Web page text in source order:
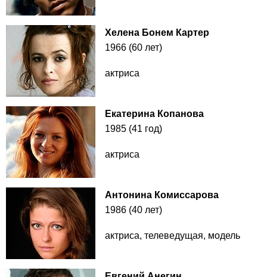
Хелена Бонем Картер
1966 (60 лет)
актриса
Екатерина Копанова
1985 (41 год)
актриса
Антонина Комиссарова
1986 (40 лет)
актриса, телеведущая, модель